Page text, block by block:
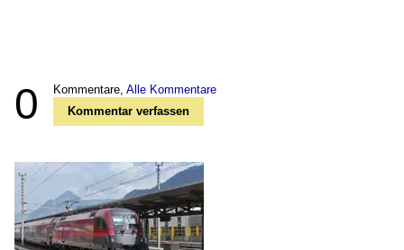
0 Kommentare, Alle Kommentare
Kommentar verfassen